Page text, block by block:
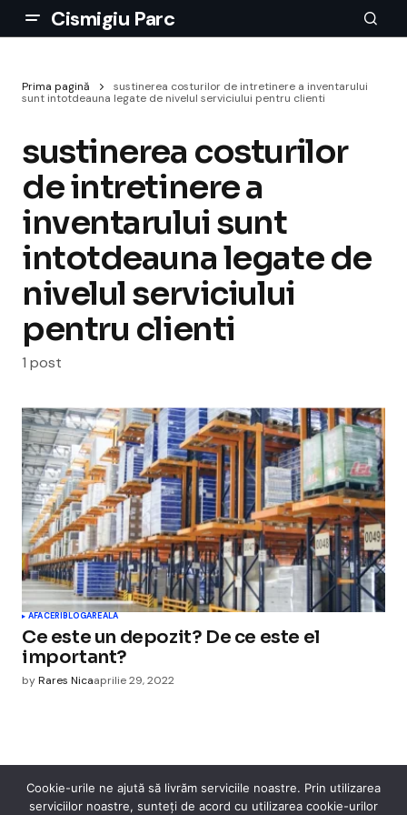
Cismigiu Parc
Prima pagină
sustinerea costurilor de intretinere a inventarului
sunt intotdeauna legate de nivelul serviciului pentru clienti
sustinerea costurilor
de intretinere a
inventarului sunt
intotdeauna legate de
nivelul serviciului
pentru clienti
1 post
AFACERIBLOGAREALA
Ce este un depozit? De ce este el
important?
byRares Nicaaprilie 29, 2022
Cookie-urile ne ajută să livrăm serviciile noastre. Prin utilizarea
serviciilor noastre, sunteți de acord cu utilizarea cookie-urilor